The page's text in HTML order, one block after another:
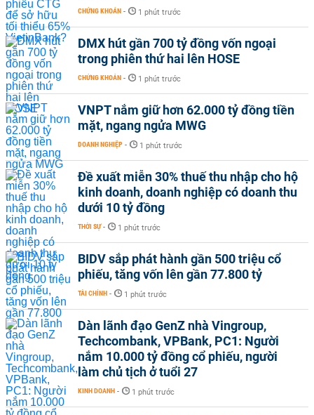
CHỨNG KHOÁN - 1 phút trước
DMX hút gần 700 tỷ đồng vốn ngoại
trong phiên thứ hai lên HOSE
CHỨNG KHOÁN - 1 phút trước
VNPT nắm giữ hơn 62.000 tỷ đồng tiền
mặt, ngang ngửa MWG
DOANH NGHIỆP - 1 phút trước
Đề xuất miễn 30% thuế thu nhập cho hộ
kinh doanh, doanh nghiệp có doanh thu
dưới 10 tỷ đồng
THỜI SỰ - 1 phút trước
BIDV sắp phát hành gần 500 triệu cổ
phiếu, tăng vốn lên gần 77.800 tỷ
TÀI CHÍNH - 1 phút trước
Dàn lãnh đạo GenZ nhà Vingroup,
Techcombank, VPBank, PC1: Người
nắm 10.000 tỷ đồng cổ phiếu, người
làm chủ tịch ở tuổi 27
KINH DOANH - 1 phút trước